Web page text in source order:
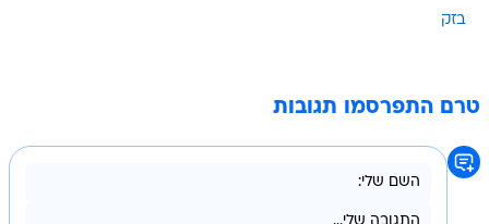
בזק
טרם התפרסמו תגובות